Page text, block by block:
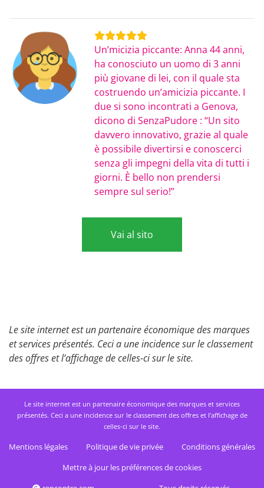
Un’micizia piccante: Anna 44 anni,
ha conosciuto un uomo di 3 anni
più giovane di lei, con il quale sta
costruendo un’amicizia piccante. I
due si sono incontrati a Genova,
dicono di SenzaPudore : “Un sito
davvero innovativo, grazie al quale
è possibile divertirsi e conoscerci
senza gli impegni della vita di tutti i
giorni. È bello non prendersi
sempre sul serio!”
Vai al sito
Le site internet est un partenaire économique des marques
et services présentés. Ceci a une incidence sur le classement
des offres et l’affichage de celles-ci sur le site.
Le site internet est un partenaire économique des marques et services
présentés. Ceci a une incidence sur le classement des offres et l’affichage de
celles-ci sur le site.
Mentions légales Politique de vie privée
Conditions générales
Mettre à jour les préférences de cookies